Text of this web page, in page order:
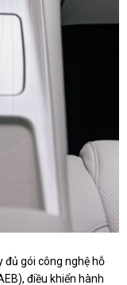
đủ gói công nghệ hỗ
điều khiển hành